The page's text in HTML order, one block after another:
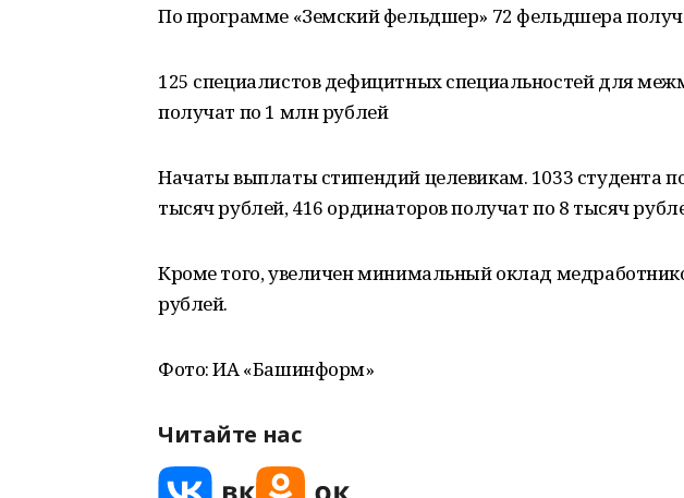
По программе «Земский фельдшер» 72 фельдшера
125 специалистов дефицитных специальностей для
получат по 1 млн рублей
Начаты выплаты стипендий целевикам. 1033 студента
тысяч рублей, 416 ординаторов получат по 8 тысяч
Кроме того, увеличен минимальный оклад
рублей.
Фото: ИА «Башинформ»
Читайте нас